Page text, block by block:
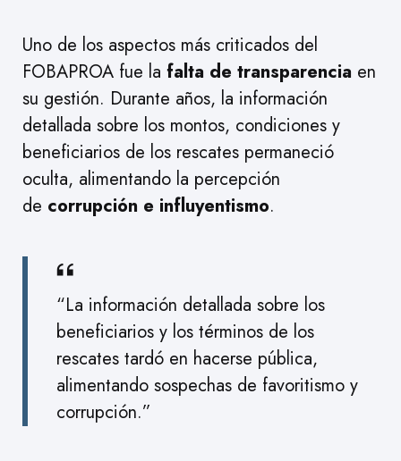
Uno de los aspectos más criticados del
FOBAPROA fue la falta de transparencia en
su gestión. Durante años, la información
detallada sobre los montos, condiciones y
beneficiarios de los rescates permaneció
oculta, alimentando la percepción
de corrupción e influyentismo.
“La información detallada sobre los
beneficiarios y los términos de los
rescates tardó en hacerse pública,
alimentando sospechas de favoritismo y
corrupción.”